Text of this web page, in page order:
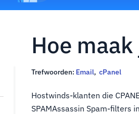
Hoe
Trefwoorden: Email, cPanel
Hostwinds-klanten die
SPAMAssassin Spam-filters